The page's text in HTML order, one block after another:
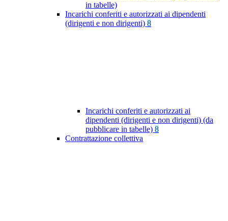
in tabelle)
Incarichi conferiti e autorizzati ai dipendenti
(dirigenti e non dirigenti) 8
Incarichi conferiti e autorizzati ai
dipendenti (dirigenti e non dirigenti) (da
pubblicare in tabelle) 8
Contrattazione collettiva